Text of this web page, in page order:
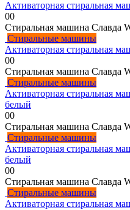
Активаторная стиральная
00
Стиральная машина Славда
Стиральные машины
Активаторная стиральная
00
Стиральная машина Славда
Стиральные машины
Активаторная стиральная
белый
00
Стиральная машина Славда
Стиральные машины
Активаторная стиральная
белый
00
Стиральная машина Славда
Стиральные машины
Активаторная стиральная